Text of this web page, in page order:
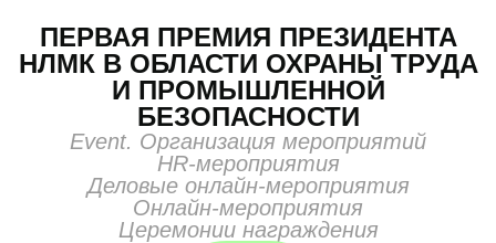
ПЕРВАЯ ПРЕМИЯ ПРЕЗИДЕНТА
НЛМК В ОБЛАСТИ ОХРАНЫ ТРУДА
И ПРОМЫШЛЕННОЙ
БЕЗОПАСНОСТИ
Event. Организация мероприятий
HR-мероприятия
Деловые онлайн-мероприятия
Онлайн-мероприятия
Церемонии награждения